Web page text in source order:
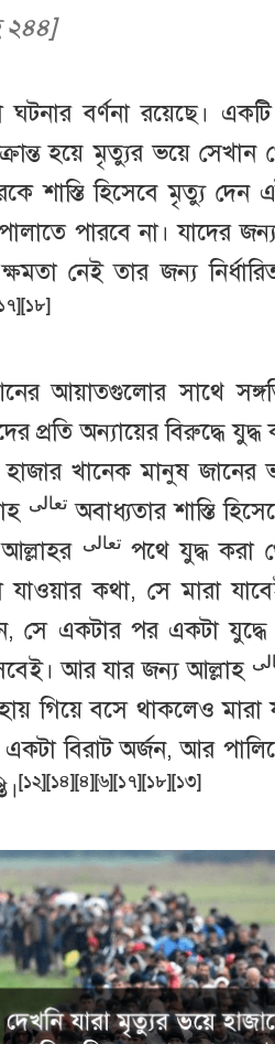
২৪৪]
বর্ণনা রয়েছে।
হয়ে মৃত্যুর ভয়ে সেখান
শাস্তি হিসেবে মৃত্যু দেন
পারবে না। যাদের জন্য
নেই তার জন্য
আয়াতগুলোর সাথে
প্রতি অন্যায়ের বিরুদ্ধে
খানেক মানুষ জানের
تعالىঅবাধ্যতার শাস্তি
تعالىপথে যুদ্ধ করা
কথা, সে মারা
সে একটার পর একটা
আর যার জন্য আল্লাহ
গিয়ে বসে থাকলেও
বিরাট অর্জন, আর
[১২][১৪][৪][৬][১৭][১৮][১৩]